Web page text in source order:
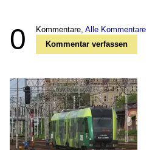
0 Kommentare, Alle Kommentare
Kommentar verfassen